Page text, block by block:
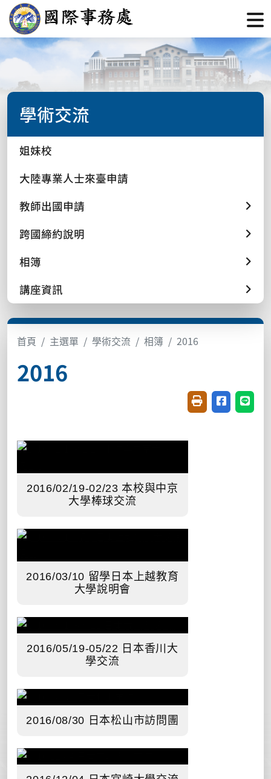
學術交流
姐妹校
大陸專業人士來臺申請
教師出國申請
跨國締約說明
相簿
講座資訊
首頁 主選單 學術交流 相簿 2016
2016
友善列印(開新視
分享至臉書
分享
2016/02/19-02/23 本校與中京
大學棒球交流
2016/03/10 留學日本上越教育
大學說明會
2016/05/19-05/22 日本香川大
學交流
2016/08/30 日本松山市訪問團